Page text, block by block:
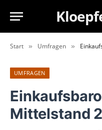
Start » Umfragen »
UMFRAGEN
Mittelstand